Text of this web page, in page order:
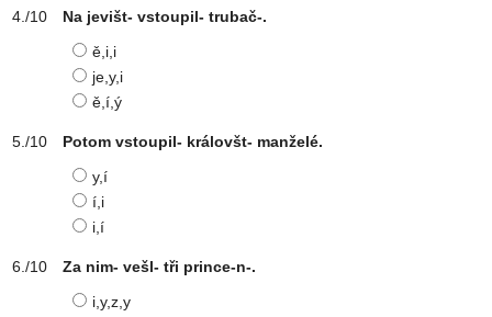
Na jevišt- vstoupil- trubač-.
ě,i,i
je,y,i
ě,í,ý
Potom vstoupil- královšt- manželé.
y,í
í,i
i,í
Za nim- vešl- tři prince-n-.
i,y,z,y